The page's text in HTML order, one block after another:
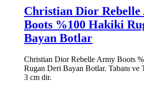
Christian Dior
Boots %100 Hakiki
Bayan Botlar
Christian Dior Rebelle Army Boots
Rugan Deri Bayan Botlar. Tabanı ve
3 cm dir.